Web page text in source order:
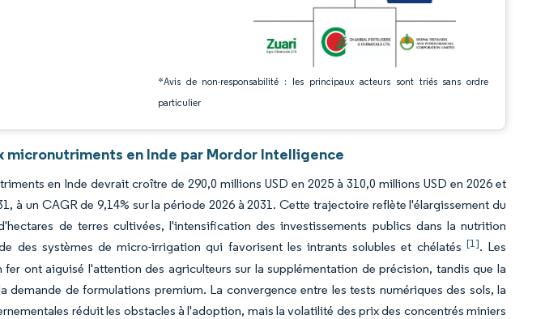
*Avis de non-responsabilité : les principaux acteurs sont triés sans ordre
particulier
micronutriments en Inde par Mordor Intelligence
en Inde devrait croître de 290,0 millions USD en 2025 à 310,0 millions USD en 2026 et
à un CAGR de 9,14% sur la période 2026 à 2031. Cette trajectoire reflète l'élargissement du
de terres cultivées, l'intensification des investissements publics dans la nutrition
des systèmes de micro-irrigation qui favorisent les intrants solubles et chélatés [1]. Les
ont aiguisé l'attention des agriculteurs sur la supplémentation de précision, tandis que la
demande de formulations premium. La convergence entre les tests numériques des sols, la
réduit les obstacles à l'adoption, mais la volatilité des prix des concentrés miniers